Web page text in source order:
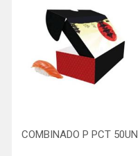
COMBINADO P PCT 50UN